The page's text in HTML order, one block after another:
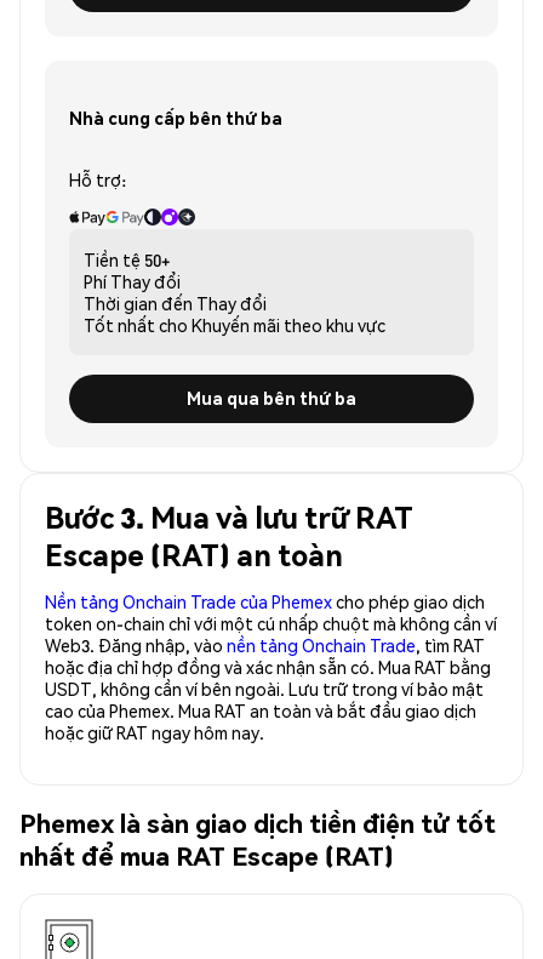
Nhà cung cấp bên thứ ba
Hỗ trợ:
Tiền tệ 50+
Phí Thay đổi
Thời gian đến Thay đổi
Tốt nhất cho Khuyến mãi theo khu vực
Mua qua bên thứ ba
Bước 3. Mua và lưu trữ RAT
Escape (RAT) an toàn
Nền tảng Onchain Trade của Phemexcho phép giao dịch
token on-chain chỉ với một cú nhấp chuột mà không cần ví
Web3. Đăng nhập, vào nền tảng Onchain Trade, tìm RAT
hoặc địa chỉ hợp đồng và xác nhận sẵn có. Mua RAT bằng
USDT, không cần ví bên ngoài. Lưu trữ trong ví bảo mật
cao của Phemex. Mua RAT an toàn và bắt đầu giao dịch
hoặc giữ RAT ngay hôm nay.
Phemex là sàn giao dịch tiền điện tử tốt
nhất để mua RAT Escape (RAT)